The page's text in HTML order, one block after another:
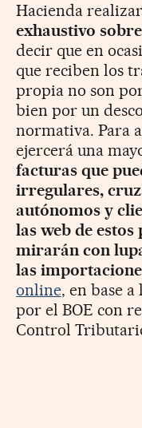
Hacienda
exhaustivo
decir que en
que reciben los
propia no son
bien por un
normativa. Para
ejercerá una
facturas que
irregulares,
autónomos y
las web de
mirarán con
las
online, en base
por el BOE con
Control